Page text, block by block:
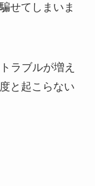
せてしまいま
ラブルが増え
と起こらない